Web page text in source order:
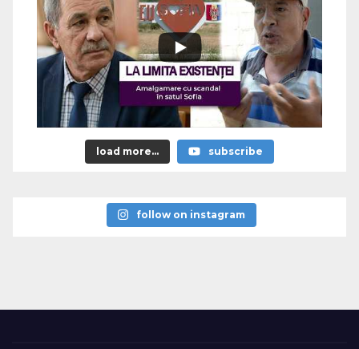
load more... subscribe
follow on instagram